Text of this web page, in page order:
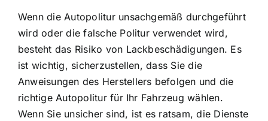
Wenn die Autopolitur unsachgemäß durchgeführt
wird oder die falsche Politur verwendet wird,
besteht das Risiko von Lackbeschädigungen. Es
ist wichtig, sicherzustellen, dass Sie die
Anweisungen des Herstellers befolgen und die
richtige Autopolitur für Ihr Fahrzeug wählen.
Wenn Sie unsicher sind, ist es ratsam, die Dienste